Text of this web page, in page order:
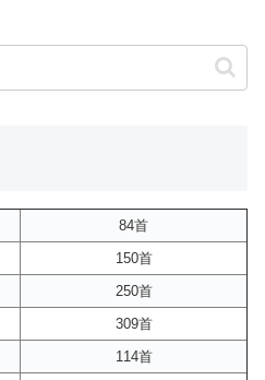
84首
150首
250首
309首
114首